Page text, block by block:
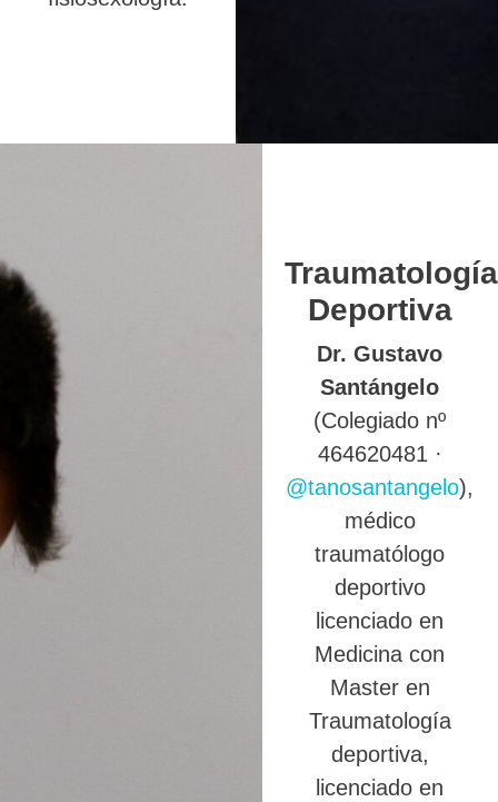
Traumatología
Deportiva
Dr. Gustavo
Santángelo
(Colegiado nº
464620481 ·
@tanosantangelo),
médico
traumatólogo
deportivo
licenciado en
Medicina con
Master en
Traumatología
deportiva,
licenciado en